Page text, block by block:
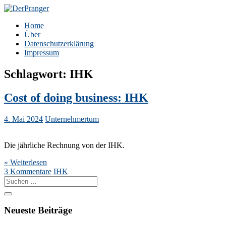
Zum
springen
DerPranger
Finanzen, Freiheit, Prangerei
Home
Über
Datenschutzerklärung
Impressum
Schlagwort: IHK
Cost of doing business: IHK
4. Mai 2024 Unternehmertum
Die jährliche Rechnung von der IHK.
» Weiterlesen
3 Kommentare IHK
Suche
nach:
Neueste Beiträge